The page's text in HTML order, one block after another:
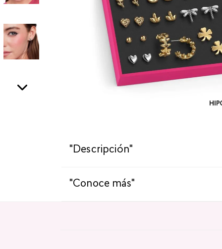
"Descripción"
"Conoce más"